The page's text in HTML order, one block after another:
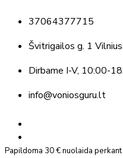
37064377715
Švitrigailos g. 1 Vilnius
Dirbame I-V, 10:00-
info@voniosguru.lt
Papildoma 30 € nuolaida